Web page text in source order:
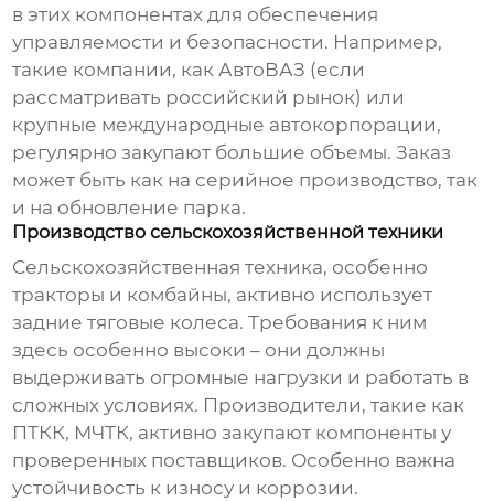
в этих компонентах для обеспечения
управляемости и безопасности. Например,
такие компании, как АвтоВАЗ (если
рассматривать российский рынок) или
крупные международные автокорпорации,
регулярно закупают большие объемы. Заказ
может быть как на серийное производство, так
и на обновление парка.
Производство сельскохозяйственной техники
Сельскохозяйственная техника, особенно
тракторы и комбайны, активно использует
задние тяговые колеса. Требования к ним
здесь особенно высоки – они должны
выдерживать огромные нагрузки и работать в
сложных условиях. Производители, такие как
ПТКК, МЧТК, активно закупают компоненты у
проверенных поставщиков. Особенно важна
устойчивость к износу и коррозии.